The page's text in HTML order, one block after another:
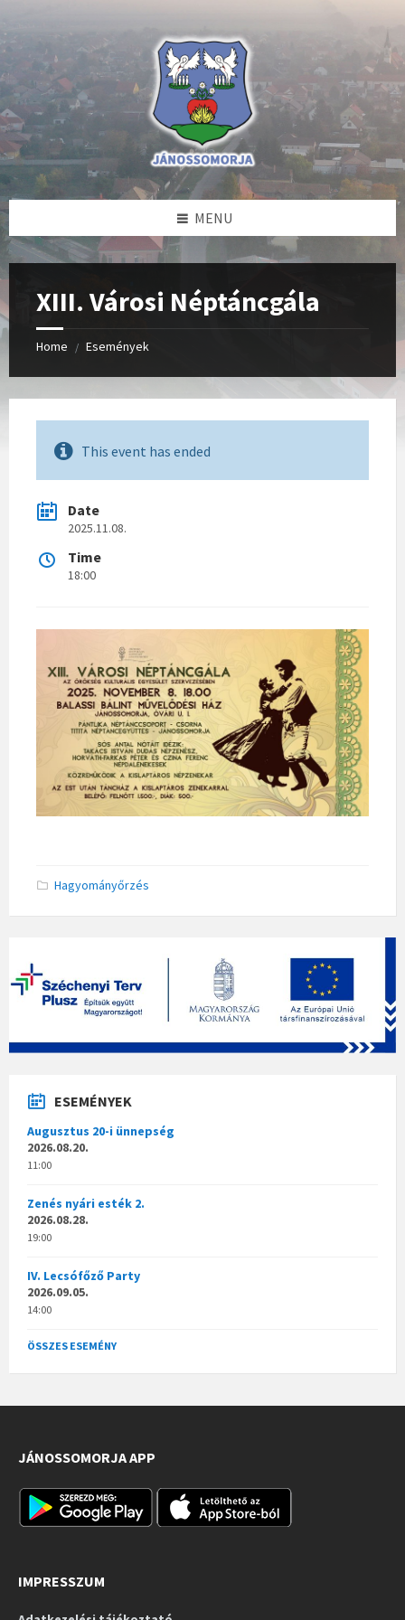
content
left
sidebar
footer
MENU
XIII. Városi Néptáncgála
Home / Események
This event has ended
Date
2025.11.08.
Time
18:00
Hagyományőrzés
ESEMÉNYEK
Augusztus 20-i ünnepség
2026.08.20.
11:00
Zenés nyári esték 2.
2026.08.28.
19:00
IV. Lecsófőző Party
2026.09.05.
14:00
ÖSSZES ESEMÉNY
JÁNOSSOMORJA APP
IMPRESSZUM